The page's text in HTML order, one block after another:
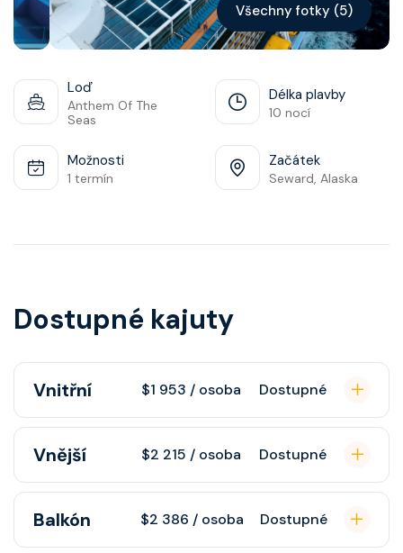
Všechny fotky (5)
Loď
Anthem Of The
Seas
Délka plavby
10 nocí
Možnosti
1 termín
Začátek
Seward, Alaska
Dostupné kajuty
Vnitřní $1 953 / osoba Dostupné
fén, soukromou koupelnu se
sprchou, šatnu, nastavitelnou
klimatizaci, interaktivní TV, rádio,
telefon, noční stolky, trezor.
Vnější $2 215 / osoba Dostupné
Balkón $2 386 / osoba Dostupné